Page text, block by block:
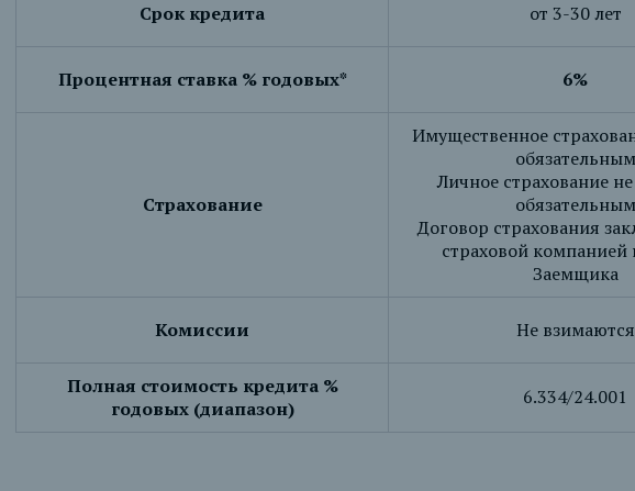
Срок кредита от 3-30 лет
Процентная ставка % годовых* 6%
Страхование
Имущественное
обязательным
Личное страхование
обязательным
Договор страхования
страховой компанией
Заемщика
Комиссии Не взимаются
Полная стоимость кредита %
годовых (диапазон)
6.334/24.001